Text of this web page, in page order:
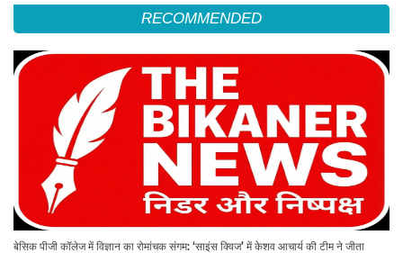
RECOMMENDED
बेसिक पीजी कॉलेज में विज्ञान का रोमांचक संगम: ‘साइंस क्विज’ में केशव आचार्य की टीम ने जीता